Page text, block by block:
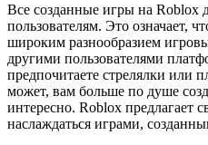
Все созданные игры на Roblox
пользователям. Это означает,
широким разнообразием
другими пользователями
предпочитаете стрелялки или
может, вам больше по душе
интересно. Roblox предлагает
наслаждаться играми,